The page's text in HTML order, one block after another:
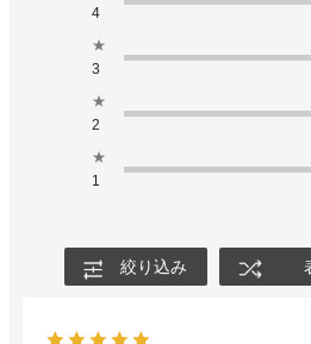
4
★
3
★
2
★
1
絞り込み